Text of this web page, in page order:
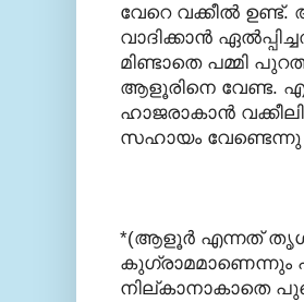
വേറെ വക്കീല്‍
വാദിക്കാന്‍
മിണ്ടാതെ പമ്മി
ആളൂരിനെ വേണ്ട.
ഹാജരാകാന്‍
സഹായം
*(ആളൂര്‍ എന്നത്
കുഗ്രാമമാണെന്നും
നില്കാനാകാതെ